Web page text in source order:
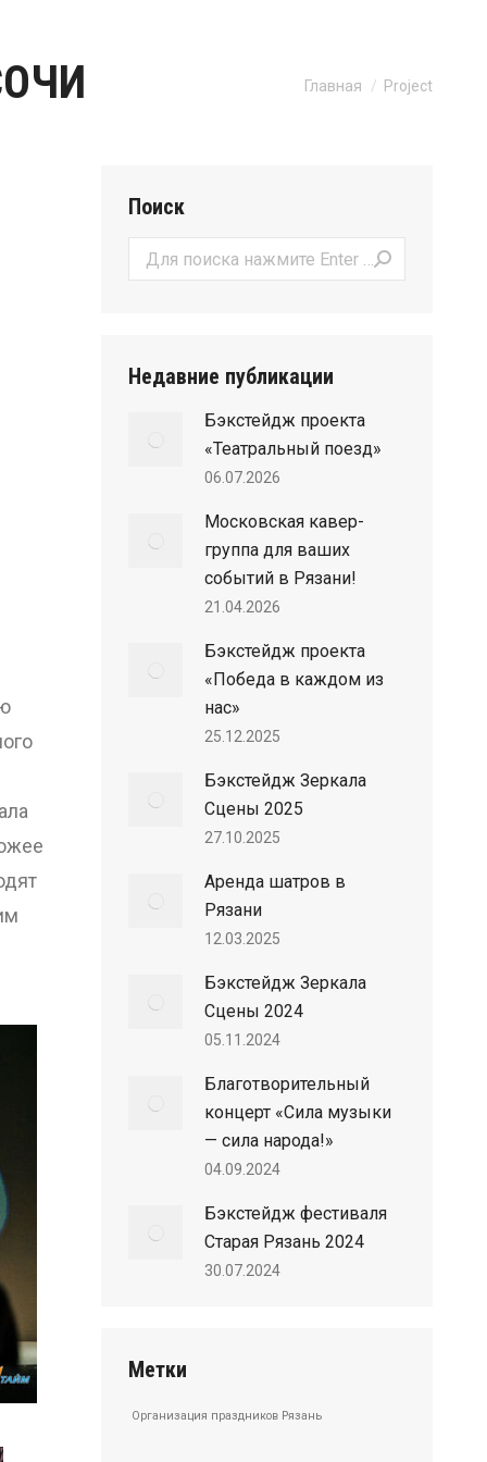
Вы здесь:
Главная Project
Поиск
Поиск:
Недавние публикации
Бэкстейдж проекта
«Театральный поезд»
06.07.2026
Московская кавер-
группа для ваших
событий в Рязани!
21.04.2026
Бэкстейдж проекта
«Победа в каждом из
нас»
25.12.2025
Бэкстейдж Зеркала
Сцены 2025
27.10.2025
Аренда шатров в
Рязани
12.03.2025
Бэкстейдж Зеркала
Сцены 2024
05.11.2024
Благотворительный
концерт «Сила музыки
— сила народа!»
04.09.2024
Бэкстейдж фестиваля
Старая Рязань 2024
30.07.2024
Метки
Организация праздников Рязань